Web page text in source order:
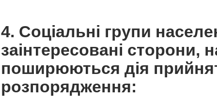
4. Соціальні групи
заінтересовані сторони,
поширюються дія
розпорядження: